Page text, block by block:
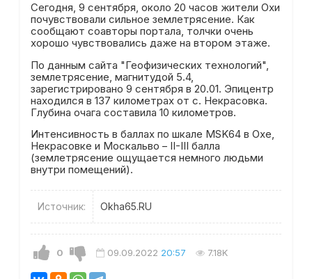
Сегодня, 9 сентября, около 20 часов жители Охи
почувствовали сильное землетрясение. Как
сообщают соавторы портала, толчки очень
хорошо чувствовались даже на втором этаже.
По данным сайта "Геофизических технологий",
землетрясение, магнитудой 5.4,
зарегистрировано 9 сентября в 20.01. Эпицентр
находился в 137 километрах от с. Некрасовка.
Глубина очага составила 10 километров.
Интенсивность в баллах по шкале MSK64 в Охе,
Некрасовке и Москальво – II-III балла
(землетрясение ощущается немного людьми
внутри помещений).
Источник: Okha65.RU
0 09.09.2022 20:57 7.18K